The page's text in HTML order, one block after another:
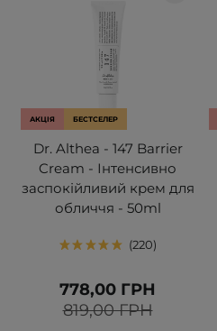
АКЦІЯ БЕСТСЕЛЕР
Dr. Althea - 147 Barrier
Cream - Інтенсивно
заспокійливий крем для
обличчя - 50ml
220
819,00 ГРН
778,00 ГРН